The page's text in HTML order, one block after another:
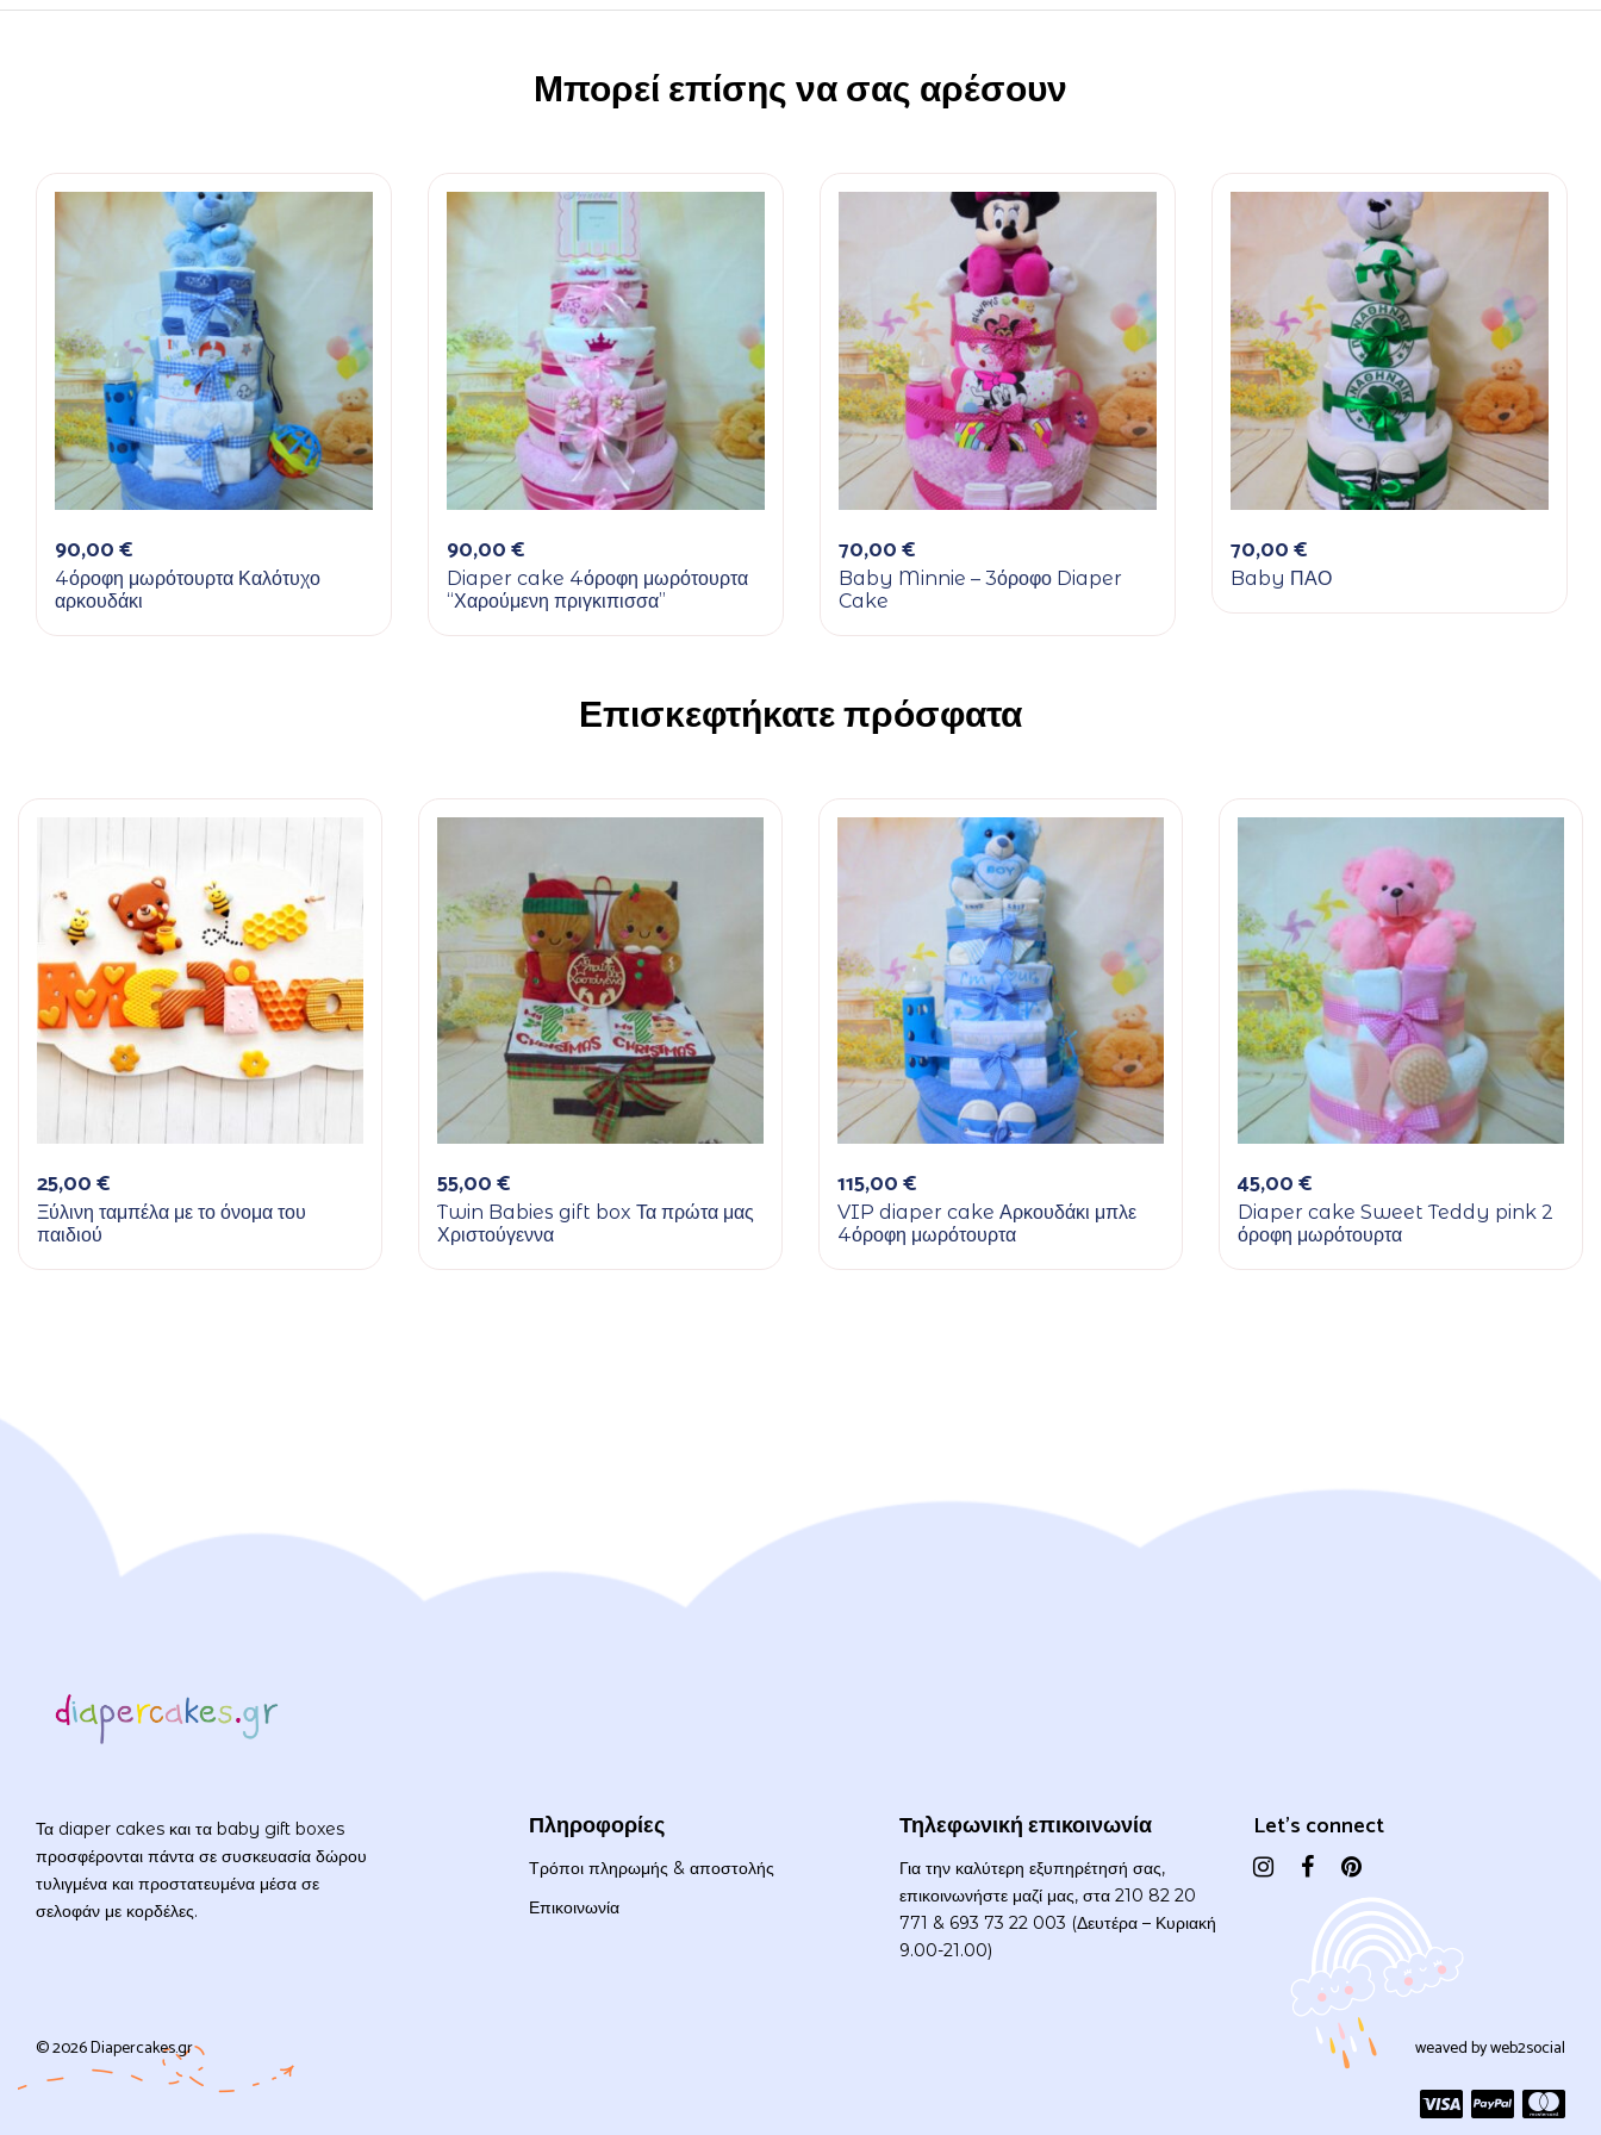
Μπορεί επίσης να σας αρέσουν
90,00€
4όροφη μωρότουρτα Καλότυχο
αρκουδάκι
90,00€
Diaper cake 4όροφη μωρότουρτα
“Χαρούμενη πριγκιπισσα”
70,00€
Baby Minnie – 3όροφο Diaper
Cake
70,00€
Baby ΠΑΟ
Επισκεφτήκατε πρόσφατα
25,00€
Ξύλινη ταμπέλα με το όνομα του
παιδιού
55,00€
Twin Babies gift box Τα πρώτα μας
Χριστούγεννα
115,00€
VIP diaper cake Αρκουδάκι μπλε
4όροφη μωρότουρτα
45,00€
Diaper cake Sweet Teddy pink 2
όροφη μωρότουρτα
Τα diaper cakes και τα baby gift boxes
προσφέρονται πάντα σε συσκευασία δώρου
τυλιγμένα και προστατευμένα μέσα σε
σελοφάν με κορδέλες.
Πληροφορίες
Τρόποι πληρωμής & αποστολής
Επικοινωνία
Τηλεφωνική επικοινωνία
Για την καλύτερη εξυπηρέτησή σας,
επικοινωνήστε μαζί μας, στα 210 82 20
771 & 693 73 22 003 (Δευτέρα – Κυριακή
9.00-21.00)
Let's connect
© 2026 Diapercakes.gr weaved byweb2social